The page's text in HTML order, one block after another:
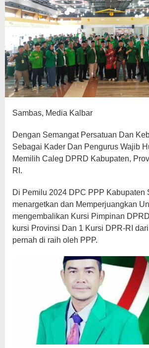
Sambas, Media Kalbar
Dengan Semangat Persatuan Dan
Sebagai Kader Dan Pengurus Wajib
Memilih Caleg DPRD Kabupaten,
RI.
Di Pemilu 2024 DPC PPP Kabupaten
menargetkan dan Memperjuangkan
mengembalikan Kursi Pimpinan
kursi Provinsi Dan 1 Kursi DPR-RI
pernah di raih oleh PPP.